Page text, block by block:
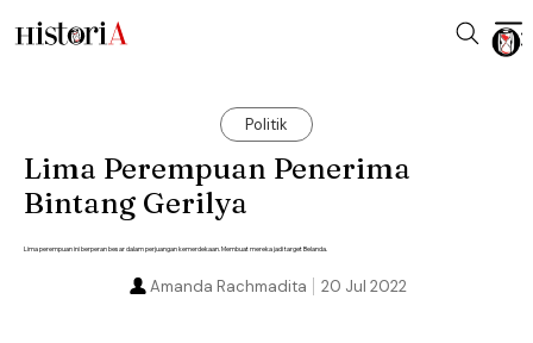
Politik
Lima Perempuan Penerima
Bintang Gerilya
Lima perempuan ini berperan besar dalam perjuangan kemerdekaan. Membuat mereka jadi target Belanda.
20 Jul 2022
Amanda Rachmadita